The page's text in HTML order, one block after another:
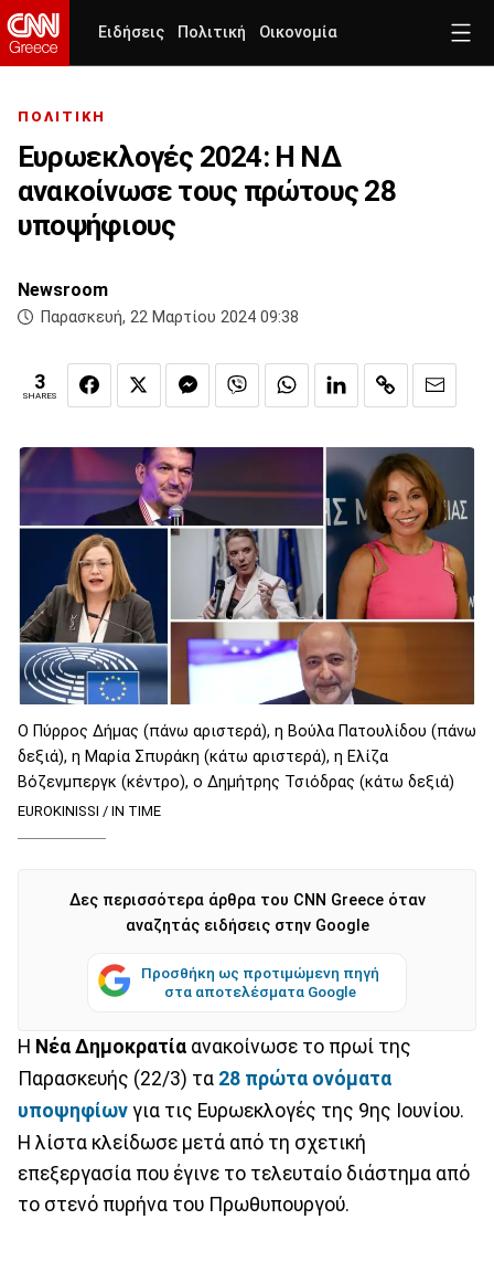
Ειδήσεις Πολιτική Οικονομία
ΠΟΛΙΤΙΚΗ
Ευρωεκλογές 2024: Η ΝΔ
ανακοίνωσε τους πρώτους 28
υποψήφιους
Newsroom
Παρασκευή, 22 Μαρτίου 2024 09:38
3
SHARES
Ο Πύρρος Δήμας (πάνω αριστερά), η Βούλα Πατουλίδου (πάνω
δεξιά), η Μαρία Σπυράκη (κάτω αριστερά), η Ελίζα
Βόζενμπεργκ (κέντρο), ο Δημήτρης Τσιόδρας (κάτω δεξιά)
EUROKINISSI / IN TIME
Δες περισσότερα άρθρα του CNN Greece όταν
αναζητάς ειδήσεις στην Google
Προσθήκη ως προτιμώμενη πηγή
στα αποτελέσματα Google
Η Νέα Δημοκρατία ανακοίνωσε το πρωί της
Παρασκευής (22/3) τα 28 πρώτα ονόματα
υποψηφίων για τις Ευρωεκλογές της 9ης Ιουνίου.
Η λίστα κλείδωσε μετά από τη σχετική
επεξεργασία που έγινε το τελευταίο διάστημα από
το στενό πυρήνα του Πρωθυπουργού.